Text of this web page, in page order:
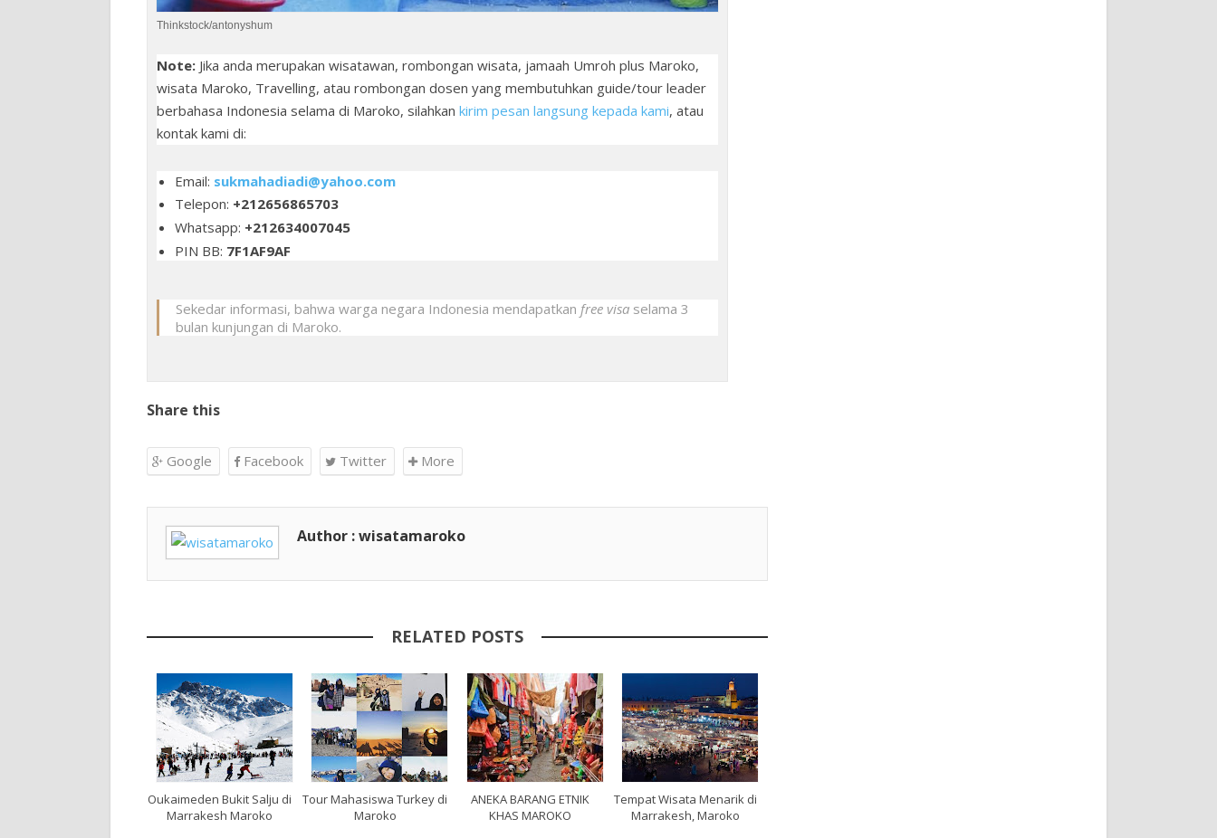
Thinkstock/antonyshum
Note: Jika anda merupakan wisatawan, rombongan wisata, jamaah Umroh plus Maroko,
wisata Maroko, Travelling, atau rombongan dosen yang membutuhkan guide/tour leader
berbahasa Indonesia selama di Maroko, silahkan kirim pesan langsung kepada kami, atau
kontak kami di:
Email: sukmahadiadi@yahoo.com
Telepon: +212656865703
Whatsapp: +212634007045
PIN BB: 7F1AF9AF
Sekedar informasi, bahwa warga negara Indonesia mendapatkan free visa selama 3
bulan kunjungan di Maroko.
Share this
Google Facebook Twitter More
Author : wisatamaroko
RELATED POSTS
Oukaimeden Bukit Salju di
Marrakesh Maroko
Tour Mahasiswa Turkey di
Maroko
ANEKA BARANG ETNIK
KHAS MAROKO
Tempat Wisata Menarik di
Marrakesh, Maroko